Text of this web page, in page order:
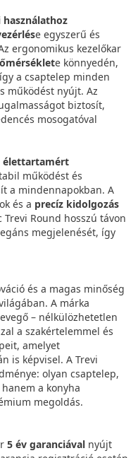
e egyszerű és
ergonomikus kezelőkar
e könnyedén,
a csaptelep minden
működést nyújt. Az
biztosít,
mosogatóval
élettartamért
működést és
a mindennapokban. A
és a precíz kidolgozás
Round hosszú távon
megjelenését, így
és a magas minőség
A márka
– nélkülözhetetlen
a szakértelemmel és
amelyet
is képvisel. A Trevi
olyan csaptelep,
a konyha
megoldás.
5 év garanciával nyújt